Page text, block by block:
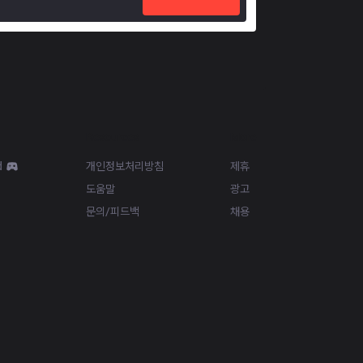
개인정보처리방침
도움말
문의/피드백
제휴
광고
채용